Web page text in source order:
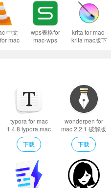
，这是因为苹果进一步收缩了对未
端”执行命令行代码来绕过应用签名认
么关闭SIP系统完整性 Mac SIP怎么关
和文件系统的结构信息，而且可以运
，Dock，Dashboard，Exposé，S
。作为一个多功能实用程序，您可以
构，运行其他维护和清理任务，配置Fi
程序中的参数，以删除缓存 ，删除某
mac版下载
v4.1.6
v12.2.1662.0
中文
mac
wps表格for
mac-wps
krita for mac-
krita mac版下
typora for mac
1.4.8 typora mac
破解版
下载
wonderpen for
mac 2.2.1 破解版
妙笔写作软件
下载